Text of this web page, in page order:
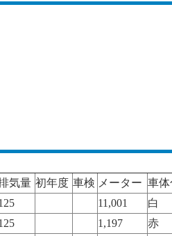
気量 初年度 車検 メーター 車体
11,001
白
1,197
赤